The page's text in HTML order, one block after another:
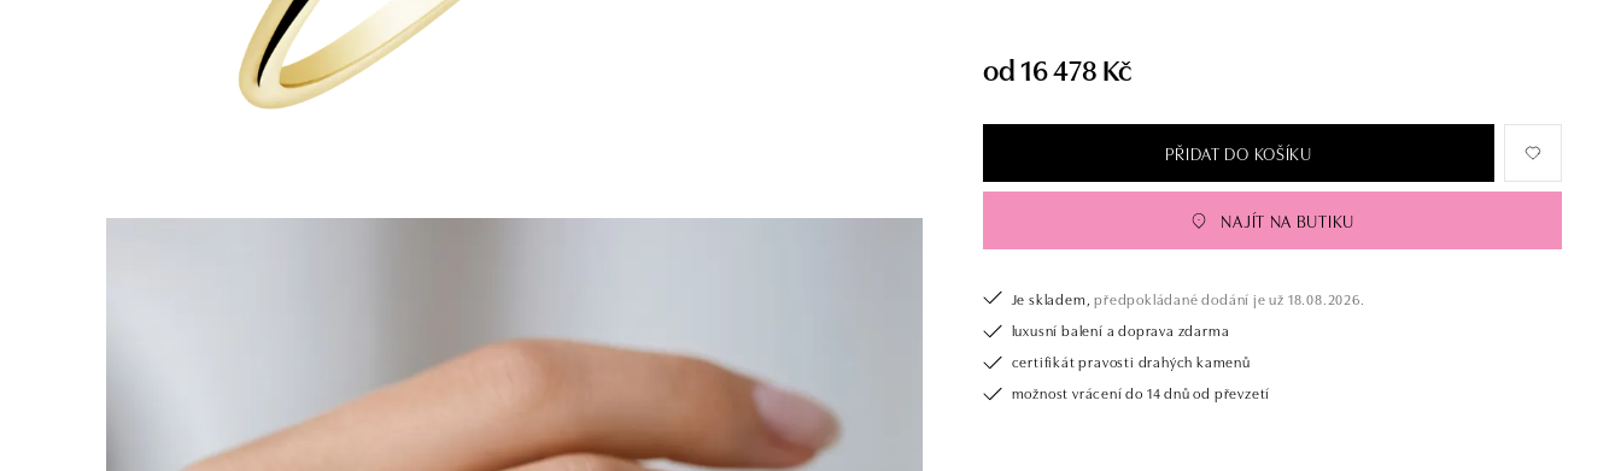
od 16 478 Kč
PŘIDAT DO KOŠÍKU
NAJÍT NA BUTIKU
Je skladem, předpokládané dodání je už 18.08.2026.
luxusní balení a doprava zdarma
certifikát pravosti drahých kamenů
možnost vrácení do 14 dnů od převzetí